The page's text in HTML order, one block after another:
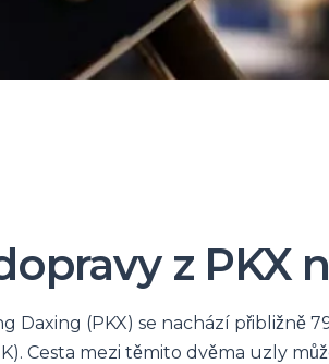
z PKX
Daxing (PKX) se nachází přibližně
Cesta mezi těmito dvěma uzly